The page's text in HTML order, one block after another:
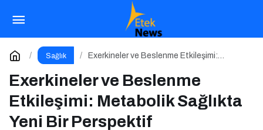
Sağlık
Exerkineler ve Beslenme Etkileşimi:
Exerkineler ve Beslenme
Etkileşimi: Metabolik Sağlıkta
Yeni Bir Perspektif
Menopozda Kemik Sağlığı ve Riskleri
Yorum Yap